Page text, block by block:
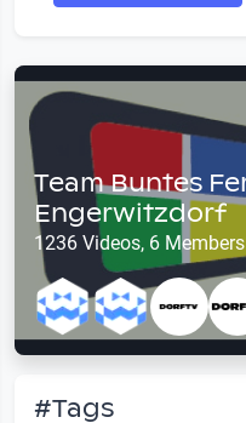
Team Buntes
Engerwitzdorf
1236 Videos, 6 Members
#Tags